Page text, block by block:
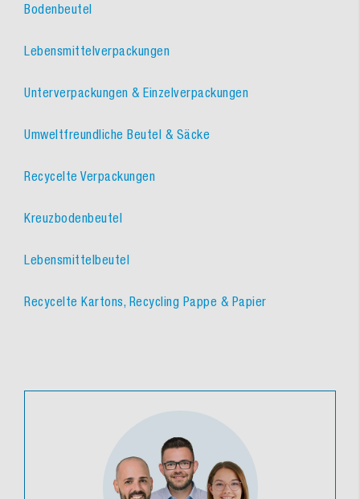
Bodenbeutel
Lebensmittelverpackungen
Unterverpackungen & Einzelverpackungen
Umweltfreundliche Beutel & Säcke
Recycelte Verpackungen
Kreuzbodenbeutel
Lebensmittelbeutel
Recycelte Kartons, Recycling Pappe & Papier